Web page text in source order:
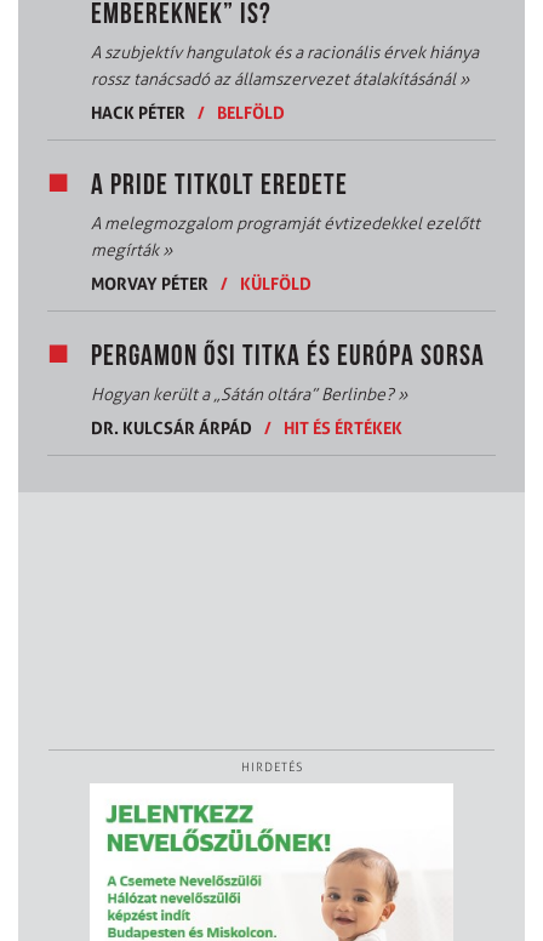
EMBEREKNEK” IS?
A szubjektív hangulatok és a racionális érvek hiánya
rossz tanácsadó az államszervezet átalakításánál»
HACK PÉTER
/ BELFÖLD
A PRIDE TITKOLT EREDETE
A melegmozgalom programját évtizedekkel ezelőtt
megírták»
MORVAY PÉTER
/ KÜLFÖLD
PERGAMON ŐSI TITKA ÉS EURÓPA SORSA
Hogyan került a „Sátán oltára” Berlinbe?»
DR. KULCSÁR ÁRPÁD
/ HIT ÉS ÉRTÉKEK
HIRDETÉS